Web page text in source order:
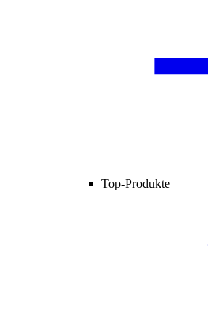
Top-Produkte